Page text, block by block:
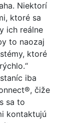
Niektorí
ktoré sa
ich reálne
to naozaj
ktoré
iba
čiže
sa to
kontaktujú